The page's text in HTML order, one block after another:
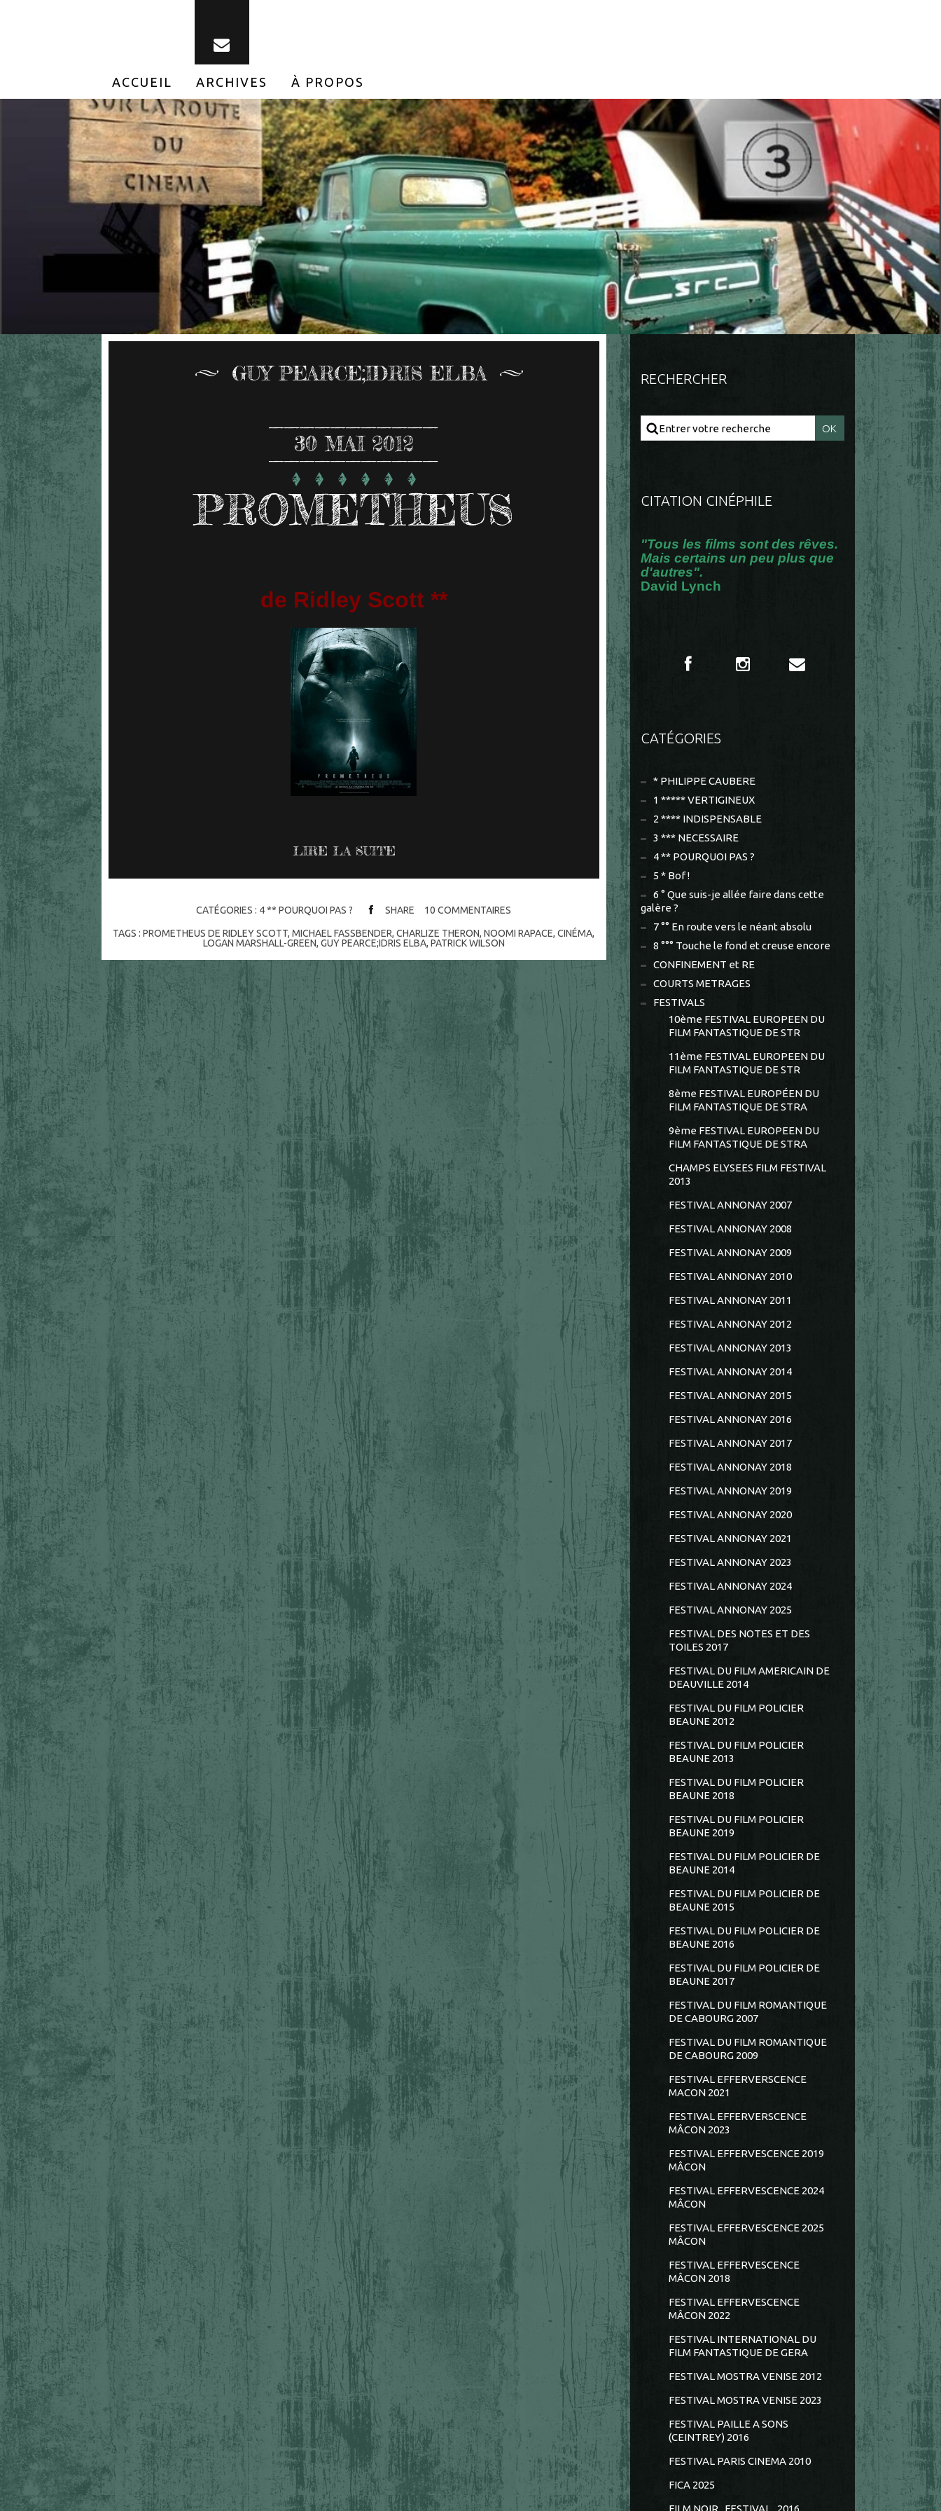
ACCUEIL ARCHIVES À PROPOS
GUY PEARCE;IDRIS ELBA
30 MAI 2012
PROMETHEUS
de Ridley Scott **
LIRE LA SUITE
CATÉGORIES : 4 ** POURQUOI PAS ? SHARE 10 COMMENTAIRES
TAGS :PROMETHEUS DE RIDLEY SCOTT,MICHAEL FASSBENDER,CHARLIZE THERON,NOOMI RAPACE,CINÉMA,
LOGAN MARSHALL-GREEN, GUY PEARCE;IDRIS ELBA, PATRICK WILSON
RECHERCHER
CITATION CINÉPHILE
"Tous les films sont des rêves.
Mais certains un peu plus que
d'autres".
David Lynch
CATÉGORIES
* PHILIPPE CAUBERE
1 ***** VERTIGINEUX
2 **** INDISPENSABLE
3 *** NECESSAIRE
4 ** POURQUOI PAS ?
5 * Bof !
6 ° Que suis-je allée faire dans cette
galère ?
7 °° En route vers le néant absolu
8 °°° Touche le fond et creuse encore
CONFINEMENT et RE
COURTS METRAGES
FESTIVALS
10ème FESTIVAL EUROPEEN DU
FILM FANTASTIQUE DE STR
11ème FESTIVAL EUROPEEN DU
FILM FANTASTIQUE DE STR
8ème FESTIVAL EUROPÉEN DU
FILM FANTASTIQUE DE STRA
9ème FESTIVAL EUROPEEN DU
FILM FANTASTIQUE DE STRA
CHAMPS ELYSEES FILM FESTIVAL
2013
FESTIVAL ANNONAY 2007
FESTIVAL ANNONAY 2008
FESTIVAL ANNONAY 2009
FESTIVAL ANNONAY 2010
FESTIVAL ANNONAY 2011
FESTIVAL ANNONAY 2012
FESTIVAL ANNONAY 2013
FESTIVAL ANNONAY 2014
FESTIVAL ANNONAY 2015
FESTIVAL ANNONAY 2016
FESTIVAL ANNONAY 2017
FESTIVAL ANNONAY 2018
FESTIVAL ANNONAY 2019
FESTIVAL ANNONAY 2020
FESTIVAL ANNONAY 2021
FESTIVAL ANNONAY 2023
FESTIVAL ANNONAY 2024
FESTIVAL ANNONAY 2025
FESTIVAL DES NOTES ET DES
TOILES 2017
FESTIVAL DU FILM AMERICAIN DE
DEAUVILLE 2014
FESTIVAL DU FILM POLICIER
BEAUNE 2012
FESTIVAL DU FILM POLICIER
BEAUNE 2013
FESTIVAL DU FILM POLICIER
BEAUNE 2018
FESTIVAL DU FILM POLICIER
BEAUNE 2019
FESTIVAL DU FILM POLICIER DE
BEAUNE 2014
FESTIVAL DU FILM POLICIER DE
BEAUNE 2015
FESTIVAL DU FILM POLICIER DE
BEAUNE 2016
FESTIVAL DU FILM POLICIER DE
BEAUNE 2017
FESTIVAL DU FILM ROMANTIQUE
DE CABOURG 2007
FESTIVAL DU FILM ROMANTIQUE
DE CABOURG 2009
FESTIVAL EFFERVERSCENCE
MACON 2021
FESTIVAL EFFERVERSCENCE
MÂCON 2023
FESTIVAL EFFERVESCENCE 2019
MÂCON
FESTIVAL EFFERVESCENCE 2024
MÂCON
FESTIVAL EFFERVESCENCE 2025
MÂCON
FESTIVAL EFFERVESCENCE
MÂCON 2018
FESTIVAL EFFERVESCENCE
MÂCON 2022
FESTIVAL INTERNATIONAL DU
FILM FANTASTIQUE DE GERA
FESTIVAL MOSTRA VENISE 2012
FESTIVAL MOSTRA VENISE 2023
FESTIVAL PAILLE A SONS
(CEINTREY) 2016
FESTIVAL PARIS CINEMA 2010
FICA 2025